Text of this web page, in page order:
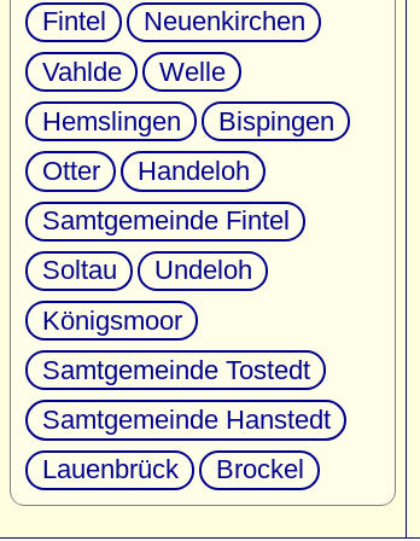
Fintel
Neuenkirchen
Vahlde
Welle
Hemslingen
Bispingen
Otter
Handeloh
Samtgemeinde Fintel
Soltau
Undeloh
Königsmoor
Samtgemeinde Tostedt
Samtgemeinde Hanstedt
Lauenbrück
Brockel